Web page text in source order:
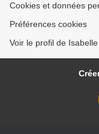
Cookies et données
Préférences cookies
Voir le profil de